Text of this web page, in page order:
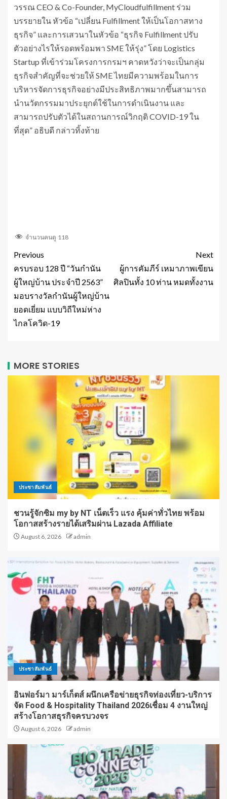
วรรณ CEO & Co-Founder, MyCloudfulfillment ร่วม
บรรยายใน หัวข้อ “เปลี่ยน Fulfillment ให้เป็นโอกาสทาง
ธุรกิจ” และการเสวนาในหัวข้อ “ธุรกิจ Fulfillment ปรับ
ตัวอย่างไรให้รอดพร้อมพา SME ให้รุ่ง” โดย Logistics
Startup ที่เข้าร่วมโครงการกรมฯ คาดหวังว่าจะเป็นกลุ่ม
ธุรกิจสำคัญที่จะช่วยให้ SME ไทยมีความพร้อมในการ
บริหารจัดการธุรกิจอย่างมีประสิทธิภาพมากขึ้นสามารถ
นำนวัตกรรมมาประยุกต์ใช้ในการดำเนินงาน และ
สามารถปรับตัวได้ในสถานการณ์วิกฤติ COVID-19 ใน
ที่สุด” อธิบดี กล่าวทิ้งท้าย
จำนวนคนดู 118
Previous
ครบรอบ 128 ปี “วันกำนัน
ผู้ใหญ่บ้าน ประจำปี 2563”
มอบรางวัลกำนันผู้ใหญ่บ้าน
ยอดเยี่ยม แบบวิถีใหม่ห่าง
ไกลโควิด-19
Next
ผู้การคัมภีร์ เหมาภาพเขียน
ศิลปินทั้ง 10 ท่าน หมดทั้งงาน
MORE STORIES
ประชาสัมพันธ์
ชวนรู้จักซิม my by NT เน็ตเร็ว แรง คุ้มค่าทั่วไทย พร้อม
โอกาสสร้างรายได้เสริมผ่าน Lazada Affiliate
August 6, 2026 admin
ประชาสัมพันธ์
อินฟอร์มา มาร์เก็ตส์ ผนึกเครือข่ายธุรกิจท่องเที่ยว-บริการ
จัด Food & Hospitality Thailand 2026เชื่อม 4 งานใหญ่
สร้างโอกาสธุรกิจครบวงจร
August 6, 2026 admin